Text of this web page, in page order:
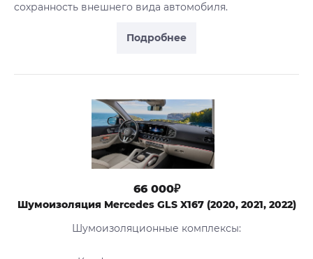
Подробнее
сохранность внешнего вида автомобиля.
66 000₽
Шумоизоляция Mercedes GLS X167 (2020, 2021, 2022)
Шумоизоляционные комплексы: